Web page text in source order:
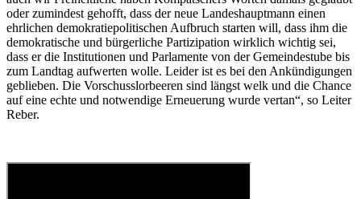
oder zumindest gehofft, dass der neue Landeshauptmann einen
ehrlichen demokratiepolitischen Aufbruch starten will, dass ihm die
demokratische und bürgerliche Partizipation wirklich wichtig sei,
dass er die Institutionen und Parlamente von der Gemeindestube bis
zum Landtag aufwerten wolle. Leider ist es bei den Ankündigungen
geblieben. Die Vorschusslorbeeren sind längst welk und die Chance
auf eine echte und notwendige Erneuerung wurde vertan“, so Leiter
Reber.